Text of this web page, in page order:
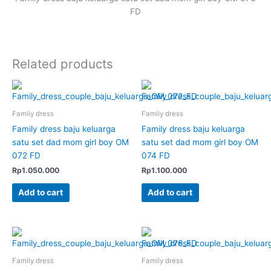
FD
Related products
Family dress
Family dress baju keluarga
satu set dad mom girl boy OM
072 FD
Rp1.050.000
Add to cart
Family dress
Family dress baju keluarga
satu set dad mom girl boy OM
074 FD
Rp1.100.000
Add to cart
Family dress Family dress